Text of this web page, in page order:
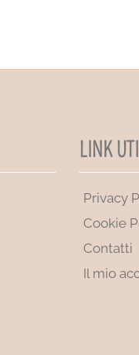
LINK
Privacy
Cookie
Contatti
Il mio